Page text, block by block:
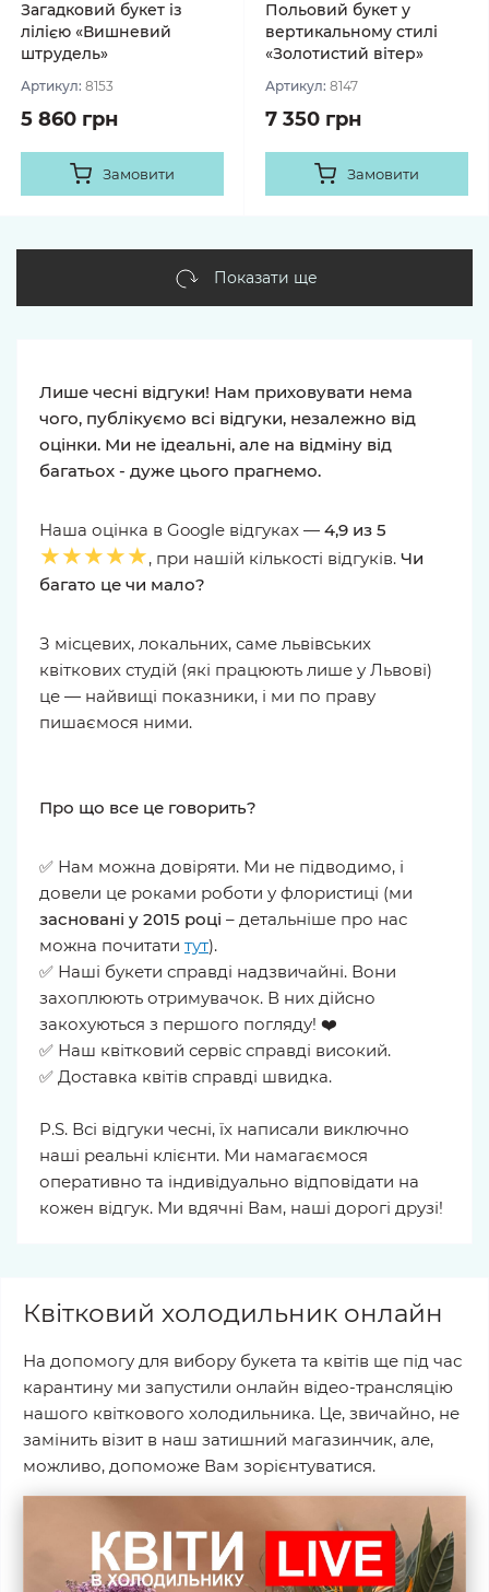
Загадковий букет із
лілією «Вишневий
штрудель»
Артикул: 8153
5 860 грн
Замовити
Польовий букет у
вертикальному стилі
«Золотистий вітер»
Артикул: 8147
7 350 грн
Замовити
Показати ще
Лише чесні відгуки! Нам приховувати нема
чого, публікуємо всі відгуки, незалежно від
оцінки. Ми не ідеальні, але на відміну від
багатьох - дуже цього прагнемо.
Наша оцінка в Google відгуках — 4,9 из 5
★★★★★, при нашій кількості відгуків. Чи
багато це чи мало?
З місцевих, локальних, саме львівських
квіткових студій (які працюють лише у Львові)
це — найвищі показники, і ми по праву
пишаємося ними.
Про що все це говорить?
✅ Нам можна довіряти. Ми не підводимо, і
довели це роками роботи у флористиці (ми
засновані у 2015 році – детальніше про нас
можна почитати тут).
✅ Наші букети справді надзвичайні. Вони
захоплюють отримувачок. В них дійсно
закохуються з першого погляду! ❤️
✅ Наш квітковий сервіс справді високий.
✅ Доставка квітів справді швидка.
P.S. Всі відгуки чесні, їх написали виключно
наші реальні клієнти. Ми намагаємося
оперативно та індивідуально відповідати на
кожен відгук. Ми вдячні Вам, наші дорогі друзі!
Квітковий холодильник онлайн
На допомогу для вибору букета та квітів ще під час
карантину ми запустили онлайн відео-трансляцію
нашого квіткового холодильника. Це, звичайно, не
замінить візит в наш затишний магазинчик, але,
можливо, допоможе Вам зорієнтуватися.